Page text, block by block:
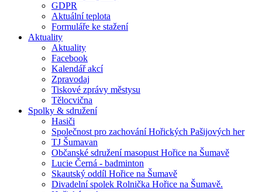
GDPR
Aktuální teplota
Formuláře ke stažení
Aktuality
Aktuality
Facebook
Kalendář akcí
Zpravodaj
Tiskové zprávy městysu
Tělocvična
Spolky & sdružení
Hasiči
Společnost pro zachování Hořických Pašijových her
TJ Šumavan
Občanské sdružení masopust Hořice na Šumavě
Lucie Černá - badminton
Skautský oddíl Hořice na Šumavě
Divadelní spolek Rolnička Hořice na Šumavě.